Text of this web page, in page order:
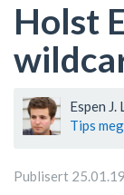
Holst
Espen J.
Tips meg
Publisert